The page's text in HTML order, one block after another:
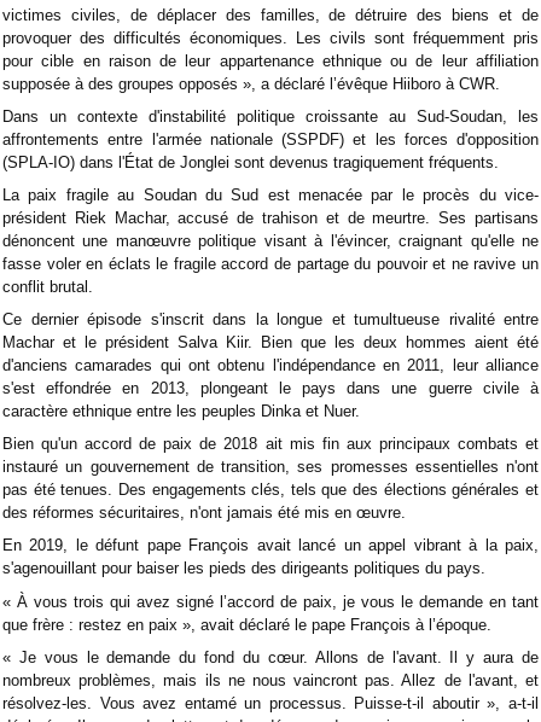
victimes civiles, de déplacer des familles, de détruire des biens et de
provoquer des difficultés économiques. Les civils sont fréquemment pris
pour cible en raison de leur appartenance ethnique ou de leur affiliation
supposée à des groupes opposés », a déclaré l’évêque Hiiboro à CWR.
Dans un contexte d'instabilité politique croissante au Sud-Soudan, les
affrontements entre l'armée nationale (SSPDF) et les forces d'opposition
(SPLA-IO) dans l'État de Jonglei sont devenus tragiquement fréquents.
La paix fragile au Soudan du Sud est menacée par le procès du vice-
président Riek Machar, accusé de trahison et de meurtre. Ses partisans
dénoncent une manœuvre politique visant à l'évincer, craignant qu'elle ne
fasse voler en éclats le fragile accord de partage du pouvoir et ne ravive un
conflit brutal.
Ce dernier épisode s'inscrit dans la longue et tumultueuse rivalité entre
Machar et le président Salva Kiir. Bien que les deux hommes aient été
d'anciens camarades qui ont obtenu l'indépendance en 2011, leur alliance
s'est effondrée en 2013, plongeant le pays dans une guerre civile à
caractère ethnique entre les peuples Dinka et Nuer.
Bien qu'un accord de paix de 2018 ait mis fin aux principaux combats et
instauré un gouvernement de transition, ses promesses essentielles n'ont
pas été tenues. Des engagements clés, tels que des élections générales et
des réformes sécuritaires, n'ont jamais été mis en œuvre.
En 2019, le défunt pape François avait lancé un appel vibrant à la paix,
s'agenouillant pour baiser les pieds des dirigeants politiques du pays.
« À vous trois qui avez signé l’accord de paix, je vous le demande en tant
que frère : restez en paix », avait déclaré le pape François à l’époque.
« Je vous le demande du fond du cœur. Allons de l'avant. Il y aura de
nombreux problèmes, mais ils ne nous vaincront pas. Allez de l'avant, et
résolvez-les. Vous avez entamé un processus. Puisse-t-il aboutir », a-t-il